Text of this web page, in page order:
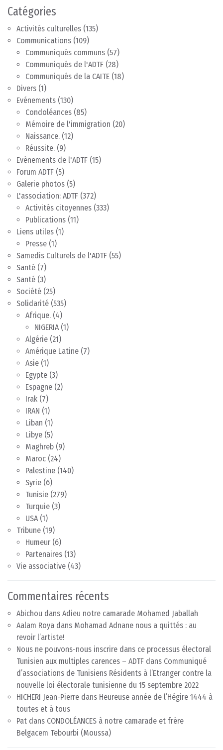
Catégories
Activités culturelles (135)
Communications (109)
Communiqués communs (57)
Communiqués de l'ADTF (28)
Communiqués de la CAITE (18)
Divers (1)
Evénements (130)
Condoléances (85)
Mémoire de l'immigration (20)
Naissance. (12)
Réussite. (9)
Evènements de l'ADTF (15)
Forum ADTF (5)
Galerie photos (5)
L'association: ADTF (372)
Activités citoyennes (333)
Publications (11)
Liens utiles (1)
Presse (1)
Samedis Culturels de l'ADTF (55)
Santé (7)
Santé (3)
Société (25)
Solidarité (535)
Afrique. (4)
NIGERIA(1)
Algérie (21)
Amérique Latine (7)
Asie (1)
Egypte (3)
Espagne (2)
Irak (7)
IRAN (1)
Liban (1)
Libye (5)
Maghreb (9)
Maroc (24)
Palestine (140)
Syrie (6)
Tunisie (279)
Turquie (3)
USA(1)
Tribune (19)
Humeur (6)
Partenaires (13)
Vie associative (43)
Commentaires récents
Abichou dans Adieu notre camarade Mohamed Jaballah
Aalam Roya dans Mohamad Adnane nous a quittés : au
revoir l’artiste!
Nous ne pouvons-nous inscrire dans ce processus électoral
Tunisien aux multiples carences – ADTF dans Communiqué
d’associations de Tunisiens Résidents à l’Etranger contre la
nouvelle loi électorale tunisienne du 15 septembre 2022
HICHERI Jean-Pierre dans Heureuse année de l’Hégire 1444 à
toutes et à tous
Pat dans CONDOLÉANCES à notre camarade et frère
Belgacem Tebourbi (Moussa)